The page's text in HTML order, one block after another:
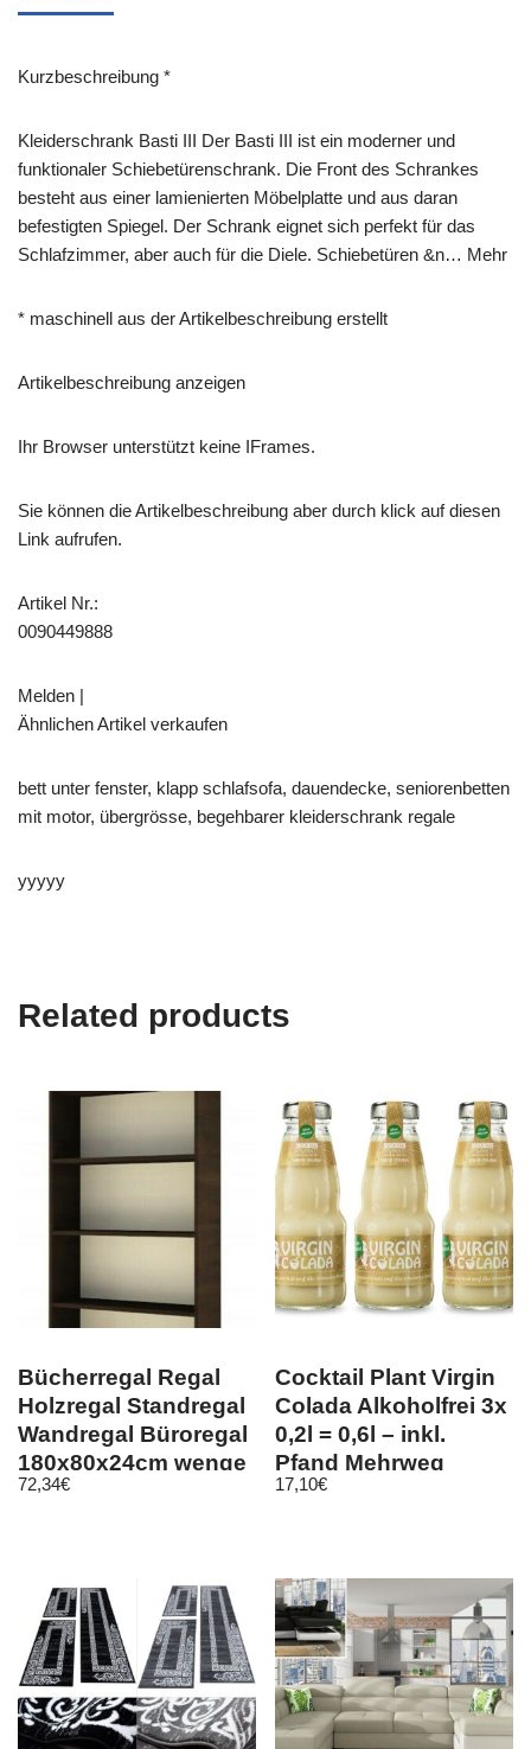
Kurzbeschreibung *
Kleiderschrank Basti III Der Basti III ist ein moderner und
funktionaler Schiebe­türen­schrank. Die Front des Schrankes
besteht aus einer lamienierten Möbelplatte und aus daran
befestigten Spiegel. Der Schrank eignet sich perfekt für das
Schlafzimmer, aber auch für die Diele. Schiebetüren &n… Mehr
* maschinell aus der Artikelbeschreibung erstellt
Artikelbeschreibung anzeigen
Ihr Browser unterstützt keine IFrames.
Sie können die Artikelbeschreibung aber durch klick auf diesen
Link aufrufen.
Artikel Nr.:
0090449888
Melden |
Ähnlichen Artikel verkaufen
bett unter fenster, klapp schlafsofa, dauendecke, seniorenbetten
mit motor, übergrösse, begehbarer kleiderschrank regale
yyyyy
Related products
Bücherregal Regal
Holzregal Standregal
Wandregal Büroregal
180x80x24cm wenge
72,34€
Cocktail Plant Virgin
Colada Alkoholfrei 3x
0,2l = 0,6l – inkl.
Pfand Mehrweg
17,10€